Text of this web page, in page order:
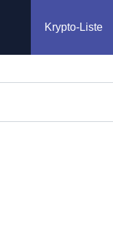
Krypto-Liste